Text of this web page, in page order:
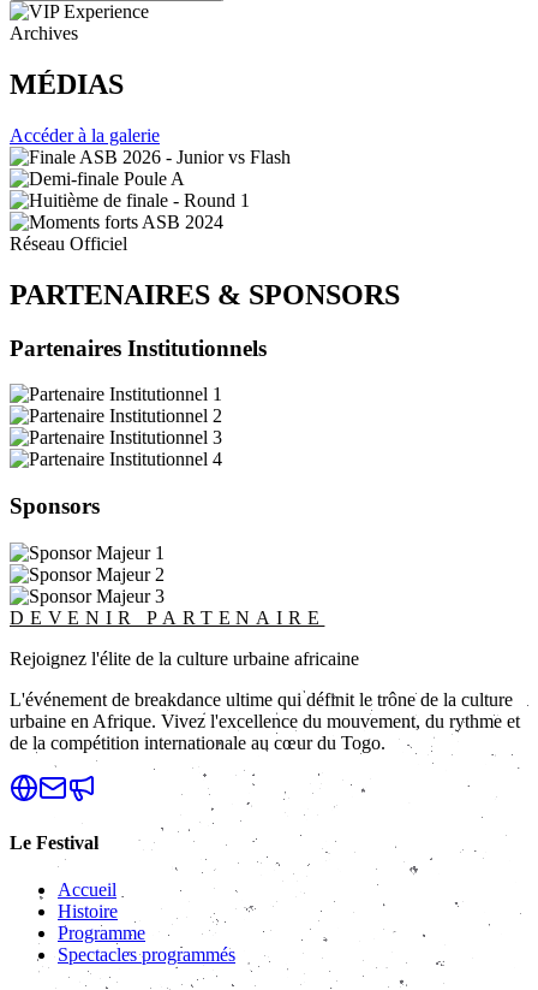
Archives
MÉDIAS
Accéder à la galerie
Réseau Officiel
PARTENAIRES & SPONSORS
Partenaires Institutionnels
Sponsors
DEVENIR PARTENAIRE
Rejoignez l'élite de la culture urbaine africaine
L'événement de breakdance ultime qui définit le trône de la culture
urbaine en Afrique. Vivez l'excellence du mouvement, du rythme et
de la compétition internationale au cœur du Togo.
Le Festival
Accueil
Histoire
Programme
Spectacles programmés